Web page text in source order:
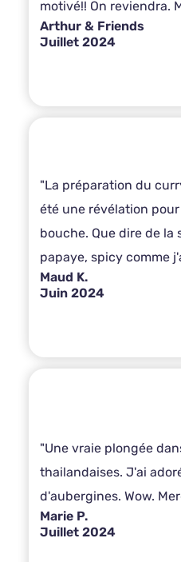
motivé!! On reviendra.
Arthur & Friends
Juillet 2024
"La préparation du
été une révélation
bouche. Que dire de la
papaye, spicy comme
Maud K.
Juin 2024
"Une vraie plongée
thailandaises. J'ai
d'aubergines. Wow.
Marie P.
Juillet 2024